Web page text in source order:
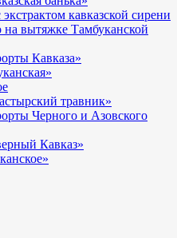
кавказской сирени
вытяжке Тамбуканской
Кавказа»
травник»
Черного и Азовского
Кавказ»